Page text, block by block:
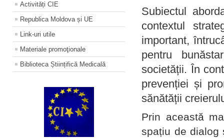
Activități CIE
Republica Moldova și UE
Link-uri utile
Materiale promoţionale
Biblioteca Științifică Medicală
Subiectul
contextul
important,
pentru
societății. În
prevenției și
sănătății
Prin această
spațiu de dialog